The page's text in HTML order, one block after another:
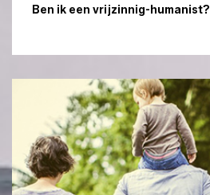
Ben ik een vrijzinnig-humanist?